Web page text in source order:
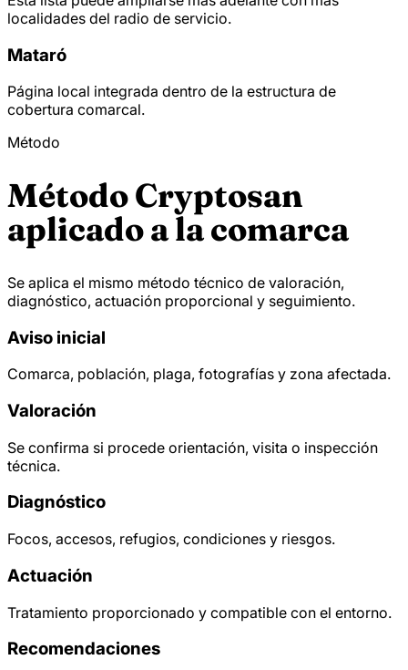
localidades del radio de servicio.
Mataró
Página local integrada dentro de la estructura de
cobertura comarcal.
Método
Método Cryptosan
aplicado a la comarca
Se aplica el mismo método técnico de valoración,
diagnóstico, actuación proporcional y seguimiento.
Aviso inicial
Comarca, población, plaga, fotografías y zona afectada.
Valoración
Se confirma si procede orientación, visita o inspección
técnica.
Diagnóstico
Focos, accesos, refugios, condiciones y riesgos.
Actuación
Tratamiento proporcionado y compatible con el entorno.
Recomendaciones